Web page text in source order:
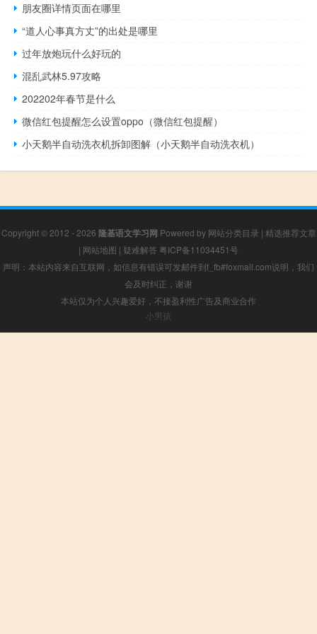
朋友圈详情页面在哪里
“道人心事真方丈”的出处是哪里
过年放炮玩什么好玩的
混乱武林5.97攻略
202202年春节是什么
微信红包提醒怎么设置oppo（微信红包提醒）
小天鹅半自动洗衣机拆卸图解（小天鹅半自动洗衣机）
Copyright © 2012 - 2026 隆基语文学习网 Powered by 网站分类目录 | 精选推荐文章
| 网站地图 | 疑难解答 粤ICP备11034451号
声明：本站内容来自互联网，如信息有错误可发邮件到f_fb#foxmail.com说明，我们
会及时纠正，谢谢
本站仅为个人兴趣爱好，不接盈利性广告及商业合作
小男孩